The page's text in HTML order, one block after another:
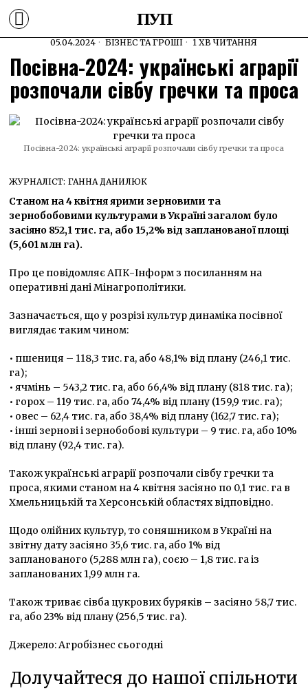
ПУП
05.04.2024 БІЗНЕС ТА ГРОШІ 1 ХВ ЧИТАННЯ
Посівна-2024: українські аграрії
розпочали сівбу гречки та проса
Посівна-2024: українські аграрії розпочали сівбу гречки та проса
ЖУРНАЛІСТ: ГАННА ДАНИЛЮК
Станом на 4 квітня ярими зерновими та
зернобобовими культурами в Україні загалом було
засіяно 852,1 тис. га, або 15,2% від запланованої площі
(5,601 млн га).
Про це повідомляє АПК-Інформ з посиланням на
оперативні дані Мінагрополітики.
Зазначається, що у розрізі культур динаміка посівної
виглядає таким чином:
• пшениця – 118,3 тис. га, або 48,1% від плану (246,1 тис.
га);
• ячмінь – 543,2 тис. га, або 66,4% від плану (818 тис. га);
• горох – 119 тис. га, або 74,4% від плану (159,9 тис. га);
• овес – 62,4 тис. га, або 38,4% від плану (162,7 тис. га);
• інші зернові і зернобобові культури – 9 тис. га, або 10%
від плану (92,4 тис. га).
Також українські аграрії розпочали сівбу гречки та
проса, якими станом на 4 квітня засіяно по 0,1 тис. га в
Хмельницькій та Херсонській областях відповідно.
Щодо олійних культур, то соняшником в Україні на
звітну дату засіяно 35,6 тис. га, або 1% від
запланованого (5,288 млн га), соєю – 1,8 тис. га із
запланованих 1,99 млн га.
Також триває сівба цукрових буряків – засіяно 58,7 тис.
га, або 23% від плану (256,5 тис. га).
Джерело: Агробізнес сьогодні
Долучайтеся до нашої спільноти